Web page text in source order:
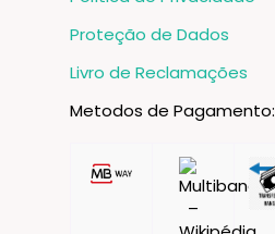
Proteção de Dados
Livro de Reclamações
Metodos de Pagamento: